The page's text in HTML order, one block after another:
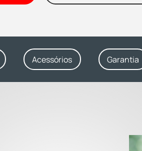
Acessórios Garantia